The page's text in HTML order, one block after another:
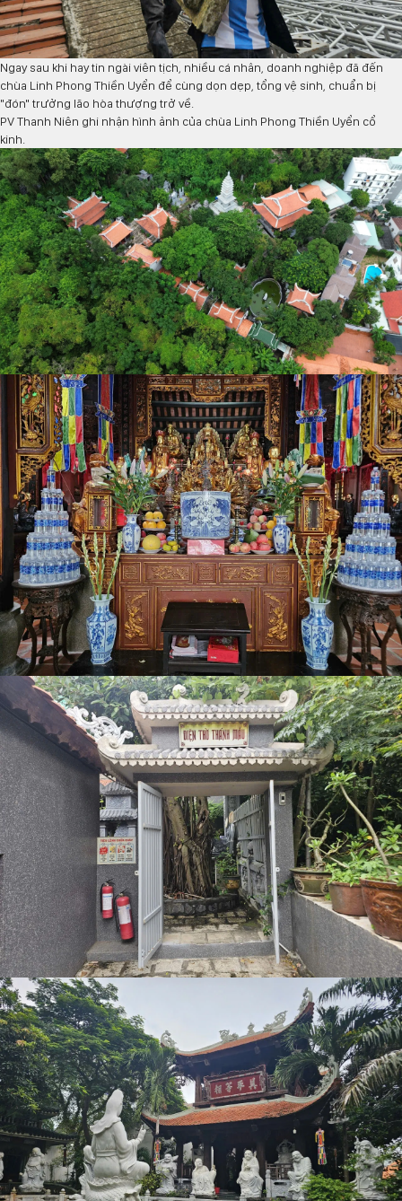
Ngay sau khi hay tin ngài viên tịch, nhiều cá nhân, doanh nghiệp đã đến
chùa Linh Phong Thiền Uyển để cùng dọn dẹp, tổng vệ sinh, chuẩn bị
"đón" trưởng lão hòa thượng trở về.
PVThanh Niên ghi nhận hình ảnh của chùa Linh Phong Thiền Uyển cổ
kinh.